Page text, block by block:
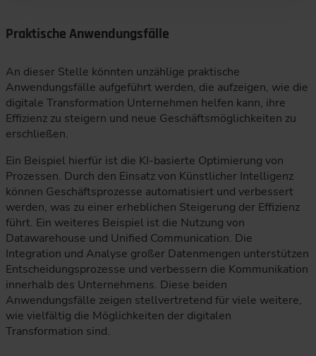
Praktische Anwendungsfälle
An dieser Stelle könnten unzählige praktische
Anwendungsfälle aufgeführt werden, die aufzeigen, wie die
digitale Transformation Unternehmen helfen kann, ihre
Effizienz zu steigern und neue Geschäftsmöglichkeiten zu
erschließen.
Ein Beispiel hierfür ist die KI-basierte Optimierung von
Prozessen. Durch den Einsatz von Künstlicher Intelligenz
können Geschäftsprozesse automatisiert und verbessert
werden, was zu einer erheblichen Steigerung der Effizienz
führt. Ein weiteres Beispiel ist die Nutzung von
Datawarehouse und Unified Communication. Die
Integration und Analyse großer Datenmengen unterstützen
Entscheidungsprozesse und verbessern die Kommunikation
innerhalb des Unternehmens. Diese beiden
Anwendungsfälle zeigen stellvertretend für viele weitere,
wie vielfältig die Möglichkeiten der digitalen
Transformation sind.